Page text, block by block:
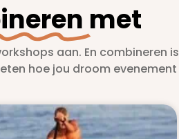
met
aan. En combineren is
hoe jou droom evenement